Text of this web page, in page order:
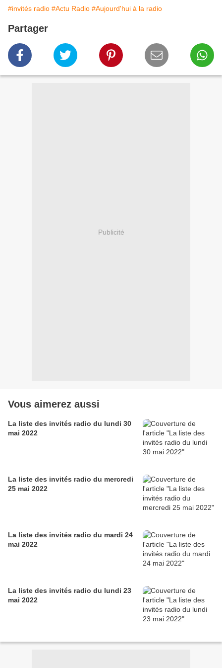
#invités radio #Actu Radio #Aujourd'hui à la radio
Partager
Publicité
Vous aimerez aussi
La liste des invités radio du lundi 30
mai 2022
La liste des invités radio du mercredi
25 mai 2022
La liste des invités radio du mardi 24
mai 2022
La liste des invités radio du lundi 23
mai 2022